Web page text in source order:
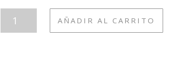
CORAZÓN
AÑADIR AL CARRITO